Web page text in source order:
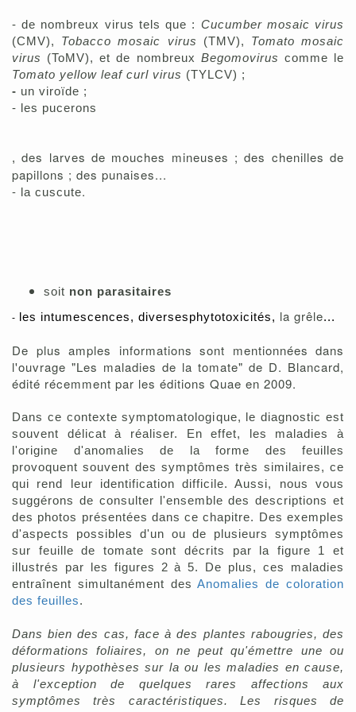
- de nombreux virus tels que : Cucumber mosaic virus
(CMV), Tobacco mosaic virus (TMV), Tomato mosaic
virus (ToMV), et de nombreux Begomovirus comme le
Tomato yellow leaf curl virus (TYLCV) ;
- un viroïde ;
- les pucerons
,des larves de mouches mineuses ; des chenilles de
papillons ; des punaises...
- la cuscute.
soit non parasitaires
- les intumescences, diversesphytotoxicités, la grêle...
De plus amples informations sont mentionnées dans
l'ouvrage "Les maladies de la tomate" de D. Blancard,
édité récemment par les éditions Quae en 2009.
Dans ce contexte symptomatologique, le diagnostic est
souvent délicat à réaliser. En effet, les maladies à
l'origine d'anomalies de la forme des feuilles
provoquent souvent des symptômes très similaires, ce
qui rend leur identification difficile. Aussi, nous vous
suggérons de consulter l'ensemble des descriptions et
des photos présentées dans ce chapitre. Des exemples
d'aspects possibles d'un ou de plusieurs symptômes
sur feuille de tomate sont décrits par la figure 1 et
illustrés par les figures 2 à 5. De plus, ces maladies
entraînent simultanément desAnomalies de coloration
des feuilles.
Dans bien des cas, face à des plantes rabougries, des
déformations foliaires, on ne peut qu'émettre une ou
plusieurs hypothèses sur la ou les maladies en cause,
à l'exception de quelques rares affections aux
symptômes très caractéristiques.
Les risques de